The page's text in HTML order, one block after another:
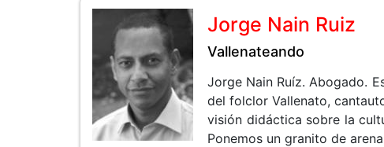
Jorge Nain Ruiz
Vallenateando
Jorge Nain Ruíz. Abogado.
del folclor Vallenato,
visión didáctica sobre la
Ponemos un granito de